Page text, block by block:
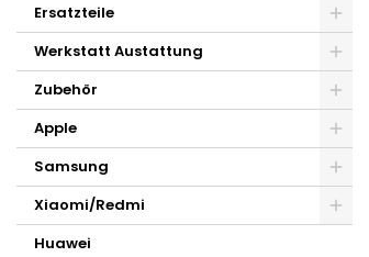
Ersatzteile
Werkstatt Austattung
Zubehör
Apple
Samsung
Xiaomi/Redmi
Huawei